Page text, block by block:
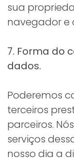
sua
navegador e
7. Forma do
dados.
Poderemos
terceiros
parceiros.
serviços
nosso dia a